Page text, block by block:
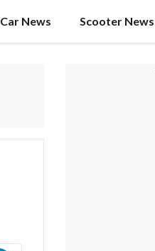
Car News Scooter News